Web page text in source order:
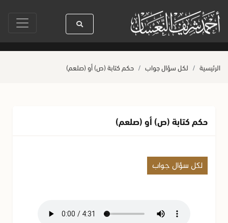
سيدنا رسول الله ﷺ كله رحمة صلاة آخر أربعاء من صفر حياة
الرئيسية لكل سؤال جواب حكم كتابة (ص) أو (صلعم)
حكم كتابة (ص) أو (صلعم)
لكل سؤال جواب